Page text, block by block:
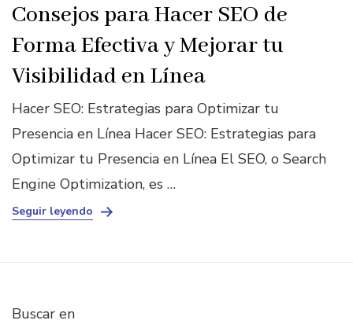
Consejos para Hacer SEO de
Forma Efectiva y Mejorar tu
Visibilidad en Línea
Hacer SEO: Estrategias para Optimizar tu
Presencia en Línea Hacer SEO: Estrategias para
Optimizar tu Presencia en Línea El SEO, o Search
Engine Optimization, es …
Seguir leyendo
Buscar en